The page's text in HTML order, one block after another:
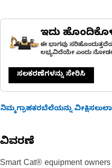
ಇದು
ಈ ಭಾಗವು
ಲಭ್ಯವಿದೆಯೇ ಎಂದು
ಸಲಕರಣೆಗಳನ್ನು ಸೇರಿಸಿ
ನಿಮ್ಮಗ್ರಾಹಕರಬೆಲೆಯನ್ನು
ವಿವರಣೆ
Smart Cat® equipment owners